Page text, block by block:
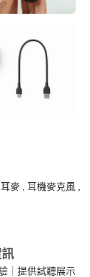
麥 , 耳機麥克風 ,
｜提供試聽展示